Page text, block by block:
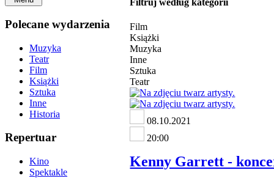
Polecane wydarzenia
Muzyka
Teatr
Film
Książki
Sztuka
Inne
Historia
Repertuar
Kino
Spektakle
Filtruj według kategorii
Film
Książki
Muzyka
Inne
Sztuka
Teatr
08.10.2021
20:00
Kenny Garrett -